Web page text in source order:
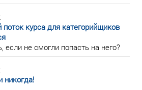
курса для категорийщиков
если не смогли попасть на него?
никогда!